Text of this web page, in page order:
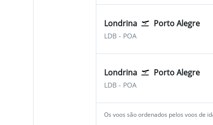
Londrina Porto Alegre
LDB Londrina
- POA
Londrina Porto Alegre
LDB Londrina
- POA
Os voos são ordenados pelos voos de